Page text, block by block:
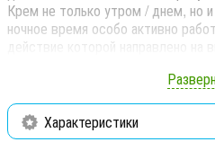
Крем не только утром / днем, но и
ночное время особо активно
действие которой направлено
Для достижения максимального
наносить крем на ночь, так как
Характеристики